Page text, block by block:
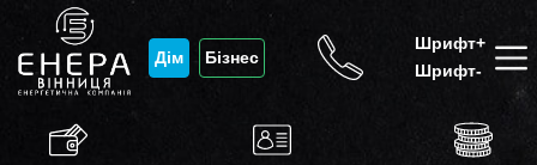
Дім Бізнес
Шрифт+
Шрифт-